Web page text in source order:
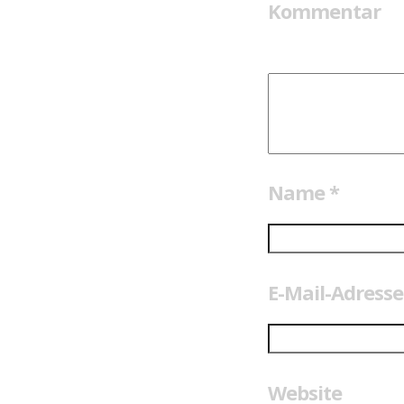
Kommentar
Name *
E-Mail-
Website